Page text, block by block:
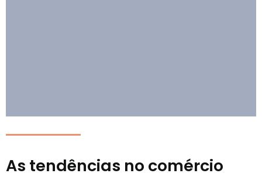
As tendências no comércio